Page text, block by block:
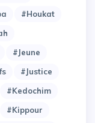
#Houkat
#Jeune
#Justice
#Kedochim
#Kippour